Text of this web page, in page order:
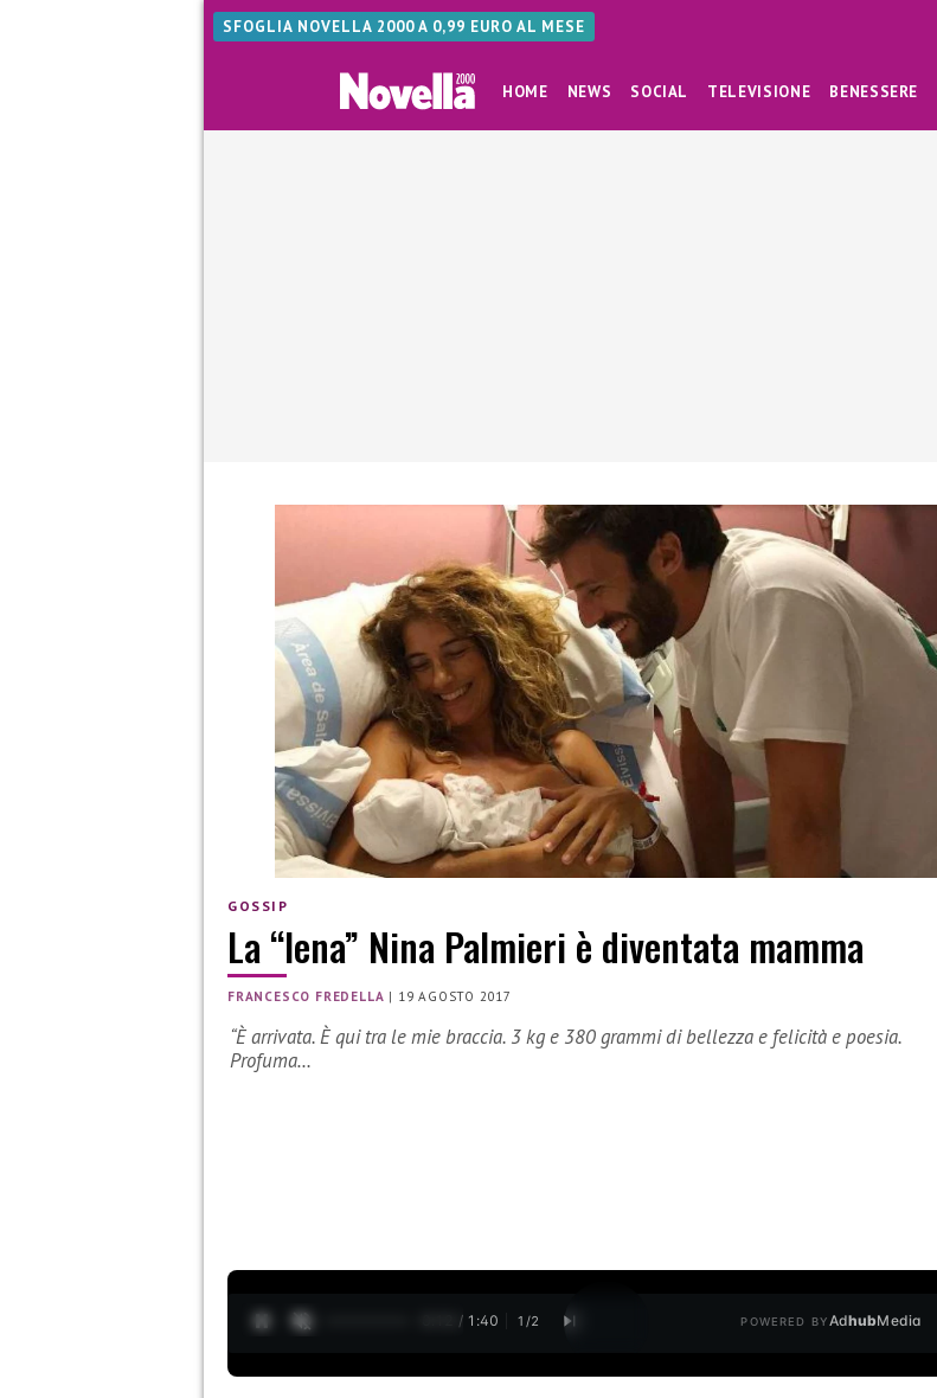
SFOGLIA NOVELLA 2000 A 0,99 EURO AL MESE
HOME NEWS SOCIAL TELEVISIONE BENESSERE
GOSSIP
La “Iena” Nina Palmieri è diventata mamma
FRANCESCO FREDELLA | 19 AGOSTO 2017
“È arrivata. È qui tra le mie braccia. 3 kg e 380 grammi di bellezza e felicità e poesia.
Profuma…
0:13 / 1:40 1 /2 POWERED BYAdhubMedia